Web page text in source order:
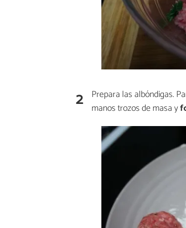
2 Prepara las albóndigas.
manos trozos de masa y